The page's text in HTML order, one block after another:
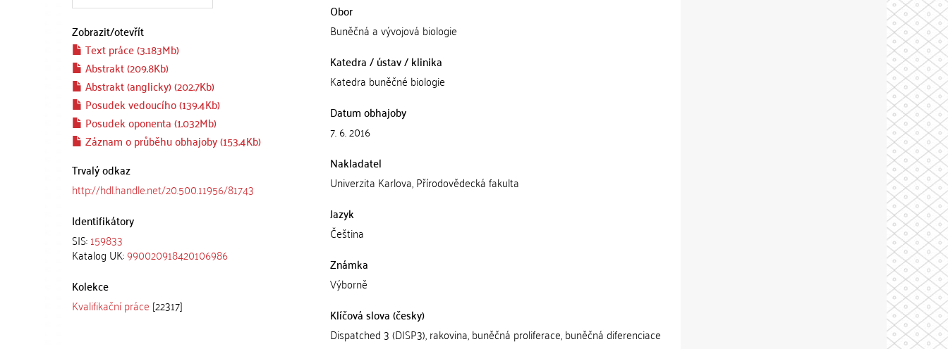
Zobrazit/otevřít
Text práce (3.183Mb)
Abstrakt (209.8Kb)
Abstrakt (anglicky) (202.7Kb)
Posudek vedoucího (139.4Kb)
Posudek oponenta (1.032Mb)
Záznam o průběhu obhajoby (153.4Kb)
Trvalý odkaz
http://hdl.handle.net/20.500.11956/81743
Identifikátory
SIS:159833
Katalog UK:990020918420106986
Kolekce
Kvalifikační práce [22317]
Obor
Buněčná a vývojová biologie
Katedra / ústav / klinika
Katedra buněčné biologie
Datum obhajoby
7. 6. 2016
Nakladatel
Univerzita Karlova, Přírodovědecká fakulta
Jazyk
Čeština
Známka
Výborně
Klíčová slova (česky)
Dispatched 3 (DISP3), rakovina, buněčná proliferace, buněčná diferenciace